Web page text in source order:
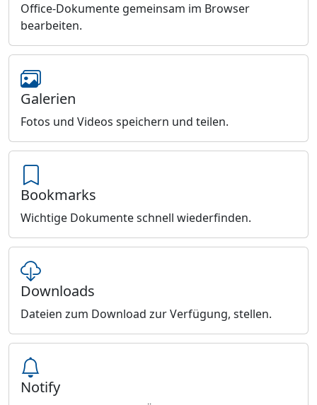
Office-Dokumente gemeinsam im Browser
bearbeiten.
Galerien
Fotos und Videos speichern und teilen.
Bookmarks
Wichtige Dokumente schnell wiederfinden.
Downloads
Dateien zum Download zur Verfügung, stellen.
Notify